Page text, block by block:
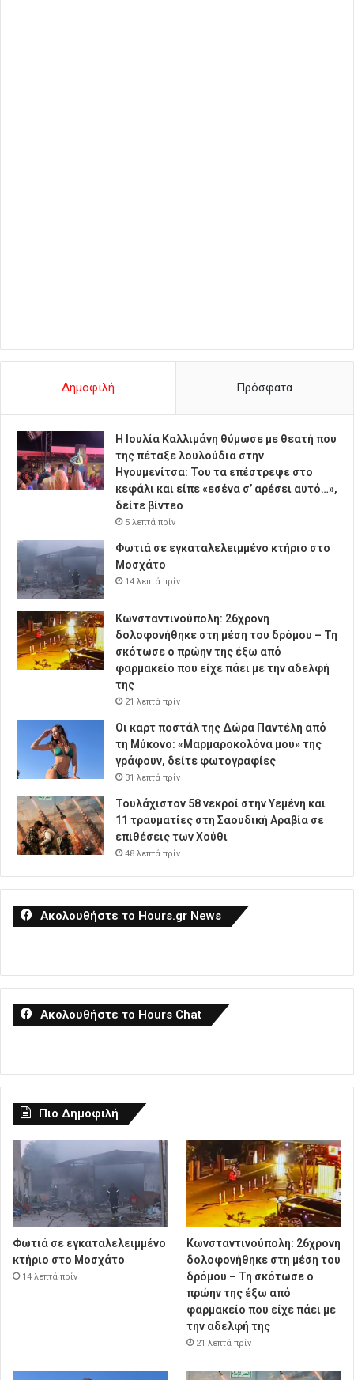
Δημοφιλή Πρόσφατα
Η Ιουλία Καλλιμάνη θύμωσε με θεατή που
της πέταξε λουλούδια στην
Ηγουμενίτσα: Του τα επέστρεψε στο
κεφάλι και είπε «εσένα σ’ αρέσει αυτό…»,
δείτε βίντεο
5 λεπτά πρίν
Φωτιά σε εγκαταλελειμμένο κτήριο στο
Μοσχάτο
14 λεπτά πρίν
Κωνσταντινούπολη: 26χρονη
δολοφονήθηκε στη μέση του δρόμου – Τη
σκότωσε ο πρώην της έξω από
φαρμακείο που είχε πάει με την αδελφή
της
21 λεπτά πρίν
Οι καρτ ποστάλ της Δώρα Παντέλη από
τη Μύκονο: «Μαρμαροκολόνα μου» της
γράφουν, δείτε φωτογραφίες
31 λεπτά πρίν
Τουλάχιστον 58 νεκροί στην Υεμένη και
11 τραυματίες στη Σαουδική Αραβία σε
επιθέσεις των Χούθι
48 λεπτά πρίν
Ακολουθήστε το Hours.gr News
Ακολουθήστε το Hours Chat
Πιο Δημοφιλή
Φωτιά σε εγκαταλελειμμένο
κτήριο στο Μοσχάτο
14 λεπτά πρίν
Κωνσταντινούπολη: 26χρονη
δολοφονήθηκε στη μέση του
δρόμου – Τη σκότωσε ο
πρώην της έξω από
φαρμακείο που είχε πάει με
την αδελφή της
21 λεπτά πρίν